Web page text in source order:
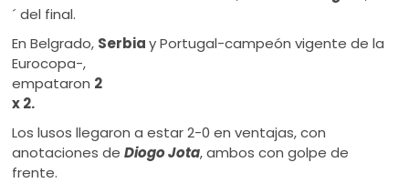
´ del final.
En Belgrado, SerbiayPortugal-campeón vigente de la
Eurocopa-,
empataron 2
x 2.
Los lusos llegaron a estar 2-0 en ventajas, con
anotaciones deDiogo Jota, ambos con golpe de
frente.